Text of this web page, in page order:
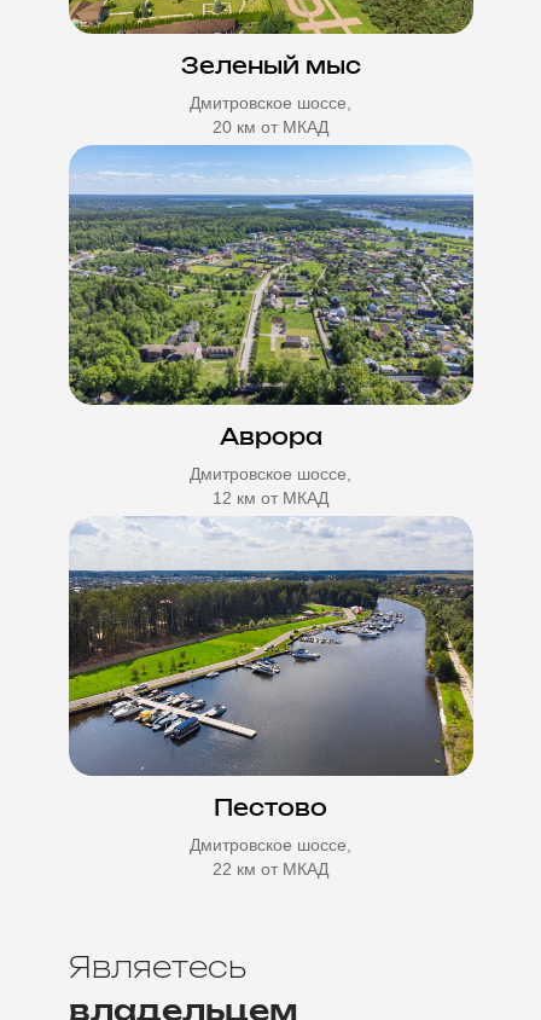
Зеленый мыс
Дмитровское шоссе,
20 км от МКАД
Аврора
Дмитровское шоссе,
12 км от МКАД
Пестово
Дмитровское шоссе,
22 км от МКАД
Являетесь
владельцем